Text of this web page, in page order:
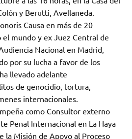
y Berutti, Avellaneda.
Causa en más de 20
mundo y ex Juez Central de
Nacional en Madrid,
por su lucha a favor de los
llevado adelante
de genocidio, tortura,
internacionales.
como Consultor externo
Penal Internacional en La Haya
la Misión de Apoyo al Proceso